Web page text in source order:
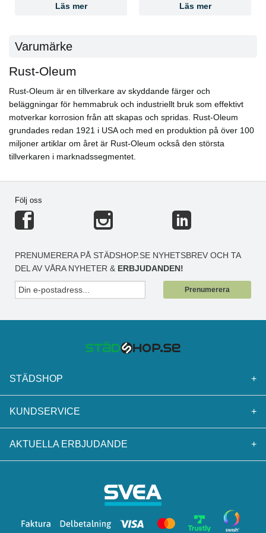
Sandytor lätt för bättre vidhäftning. Galvaniserade, zink-
Appliceringsmetod:
använd naturborst
lugg 6–12 mm, kan kräva 2 lager
● Luftsprutning: 10–25% RUST-OLEUM Thinner 7301,
munstycke 1,0–1,5 mm, 2–4 bar
Begränsningar och rekommendationer:
aluminiumfärger rekommenderas HVLP-sprutning. Kan
Säkerhet:
● VOC: 477 g/l (gräns A/i: 500 g/l)
● Konsultera säkerhetsdatablad (SDS) på burken
Minst 5 år i oöppnad burk, förvarad torrt och ventilerat
mellan 5° och 35°C, inte i direkt solljus.
Läs mer Läs mer
Varumärke
Rust-Oleum
Rust-Oleum är en tillverkare av skyddande färger och
beläggningar för hemmabruk och industriellt bruk som effektivt
motverkar korrosion från att skapas och spridas. Rust-Oleum
grundades redan 1921 i USA och med en produktion på över 100
miljoner artiklar om året är Rust-Oleum också den största
tillverkaren i marknadssegmentet.
Följ oss
PRENUMERERA PÅ STÄDSHOP.SE NYHETSBREV OCH TA
DEL AV VÅRA NYHETER & ERBJUDANDEN!
Prenumerera
STÄDSHOP +
KUNDSERVICE +
AKTUELLA ERBJUDANDE +